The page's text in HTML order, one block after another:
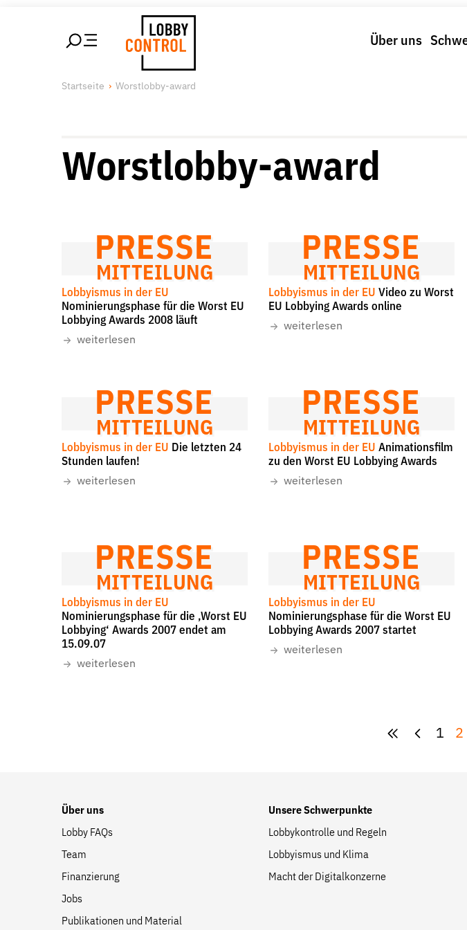
Über uns
Über uns
Finanzierung
Jobs
Macht der Digitalkonzerne
Suche
auf
der
Startseite Worstlobby-award
Worstlobby-award
PRESSE
MITTEILUNG
Lobbyismus in der EU
Nominierungsphase für die Worst EU
Lobbying Awards 2008 läuft
weiterlesen
PRESSE
MITTEILUNG
Lobbyismus in der EU Video zu Worst
EU Lobbying Awards online
weiterlesen
PRESSE
MITTEILUNG
Lobbyismus in der EU Die letzten 24
Stunden laufen!
weiterlesen
PRESSE
MITTEILUNG
Lobbyismus in der EU Animationsfilm
zu den Worst EU Lobbying Awards
weiterlesen
PRESSE
MITTEILUNG
Lobbyismus in der EU
Nominierungsphase für die ‚Worst EU
Lobbying‘ Awards 2007 endet am
15.09.07
weiterlesen
PRESSE
MITTEILUNG
Lobbyismus in der EU
Nominierungsphase für die Worst EU
Lobbying Awards 2007 startet
weiterlesen
1 2
Über uns
Lobby FAQs
Team
Finanzierung
Jobs
Publikationen und Material
Unsere Schwerpunkte
Lobbykontrolle und Regeln
Lobbyismus und Klima
Macht der Digitalkonzerne